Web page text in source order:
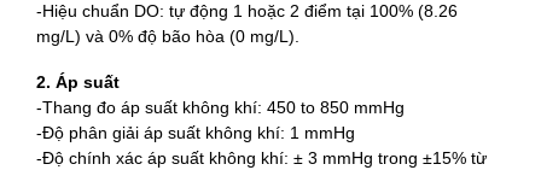
-Hiệu chuẩn DO: tự động 1 hoặc 2 điểm tại 100% (8.26
mg/L) và 0% độ bão hòa (0 mg/L).
2. Áp suất
-Thang đo áp suất không khí: 450 to 850 mmHg
-Độ phân giải áp suất không khí: 1 mmHg
-Độ chính xác áp suất không khí: ± 3 mmHg trong ±15% từ